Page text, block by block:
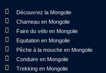
Découvrez la Mongolie
Chameau en Mongolie
Faire du vélo en Mongolie
Equitation en Mongolie
Pêche à la mouche en Mongolie
Conduire en Mongolie
Trekking en Mongolie